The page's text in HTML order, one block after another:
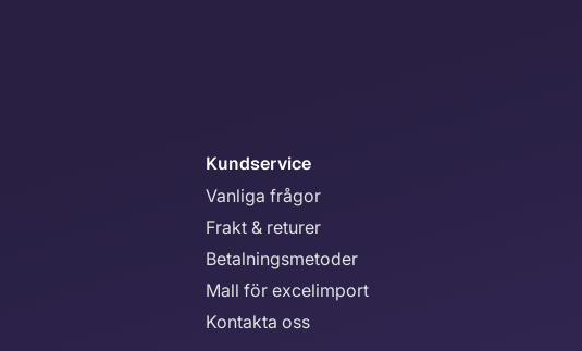
Kundservice
Vanliga frågor
Frakt & returer
Betalningsmetoder
Mall för excelimport
Kontakta oss